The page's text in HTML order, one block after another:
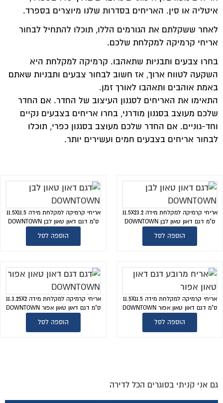
איטליה או סין. האריחים בסדרות שלנו מיוצרים בספרד.
לאחר ששקלתם את הגורמים הללו, תוכלו להתחיל לבחור
אריחי קרמיקה למקלחת שלכם.
בחרו צבעים ותבניות שתאהבו. קרמיקה למקלחת היא
השקעה לטווח ארוך, אז חשוב לבחור צבעים ותבניות שאתם
באמת אוהבים ותאהבו לאורך זמן.
התאימו את האריחים לסגנון העיצוב של החדר. אם החדר
שלכם מעוצב בסגנון מודרני, בחרו אריחים בצבעים נקיים
וחד-גוניים. אם החדר שלכם מעוצב בסגנון כפרי, תוכלו
לבחור אריחים בצבעים חמים ועשירים יותר.
אריחי קרמיקה למקלחת מידה 11.5X23.2
ס"מ דגם דאון טאון לבן DOWNTOWN
הוספה לסל
אריחי קרמיקה למקלחת מידה 11.5X11.5
ס"מ דגם דאון טאון לבן DOWNTOWN
הוספה לסל
אריחי קרמיקה למקלחת מידה 11.5X11.5
ס"מ דגם דאון טאון אפור DOWNTOWN
הוספה לסל
אריחי קרמיקה למקלחת מידה 11.3.25X2
ס"מ דגם דאון טאון אפור DOWNTOWN
הוספה לסל
גם אני קניתי בסוגרים הכל לדירה